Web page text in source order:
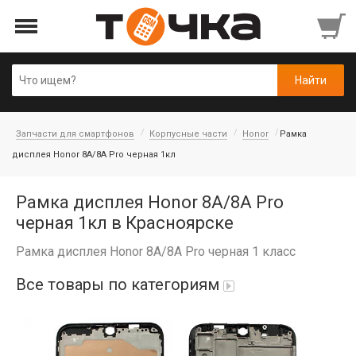
Запчасти для смартфонов Корпусные части Honor
Рамка
дисплея Honor 8A/8A Pro черная 1кл
Рамка дисплея Honor 8A/8A Pro
черная 1кл в Красноярске
Рамка дисплея Honor 8A/8A Pro черная 1 класс
Все товары по категориям
Автопарфюм